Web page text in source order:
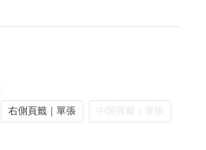
右側頁籤｜單張 中間頁籤｜單張